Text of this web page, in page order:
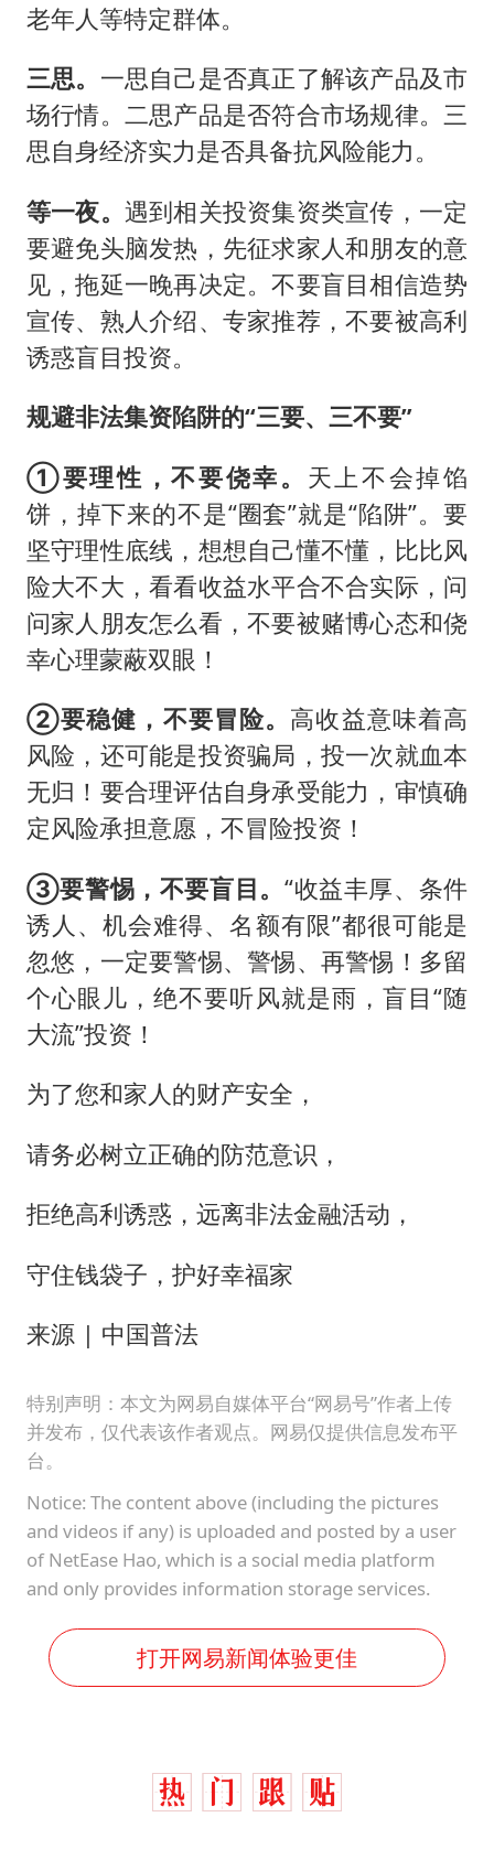
老年人等特定群体。
三思。 一思自己是否真正了解该产品及市
场行情。二思产品是否符合市场规律。三
思自身经济实力是否具备抗风险能力。
等一夜。 遇到相关投资集资类宣传，一定
要避免头脑发热，先征求家人和朋友的意
见，拖延一晚再决定。不要盲目相信造势
宣传、熟人介绍、专家推荐，不要被高利
诱惑盲目投资。
规避非法集资陷阱的“三要、三不要”
①要理性，不要侥幸。 天上不会掉馅
饼，掉下来的不是“圈套”就是“陷阱”。要
坚守理性底线，想想自己懂不懂，比比风
险大不大，看看收益水平合不合实际，问
问家人朋友怎么看，不要被赌博心态和侥
幸心理蒙蔽双眼！
②要稳健，不要冒险。 高收益意味着高
风险，还可能是投资骗局，投一次就血本
无归！要合理评估自身承受能力，审慎确
定风险承担意愿，不冒险投资！
③要警惕，不要盲目。 “收益丰厚、条件
诱人、机会难得、名额有限”都很可能是
忽悠，一定要警惕、警惕、再警惕！多留
个心眼儿，绝不要听风就是雨，盲目“随
大流”投资！
为了您和家人的财产安全，
请务必树立正确的防范意识，
拒绝高利诱惑，远离非法金融活动，
守住钱袋子，护好幸福家
来源 | 中国普法
特别声明：本文为网易自媒体平台“网易号”作者上传
并发布，仅代表该作者观点。网易仅提供信息发布平
台。
Notice: The content above (including the pictures
and videos if any) is uploaded and posted by a user
of NetEase Hao, which is a social media platform
and only provides information storage services.
打开网易新闻体验更佳